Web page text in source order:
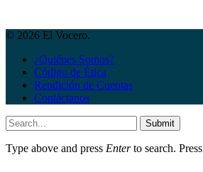
© 2026 El Vocero.
¿Quiénes Somos?
Código de Ética
Rendición de Cuentas
Contáctanos
Submit
Type above and press Enterto search. Press